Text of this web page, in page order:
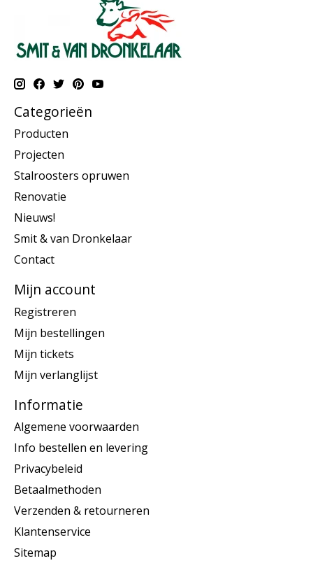
Categorieën
Producten
Projecten
Stalroosters opruwen
Renovatie
Nieuws!
Smit & van Dronkelaar
Contact
Mijn account
Registreren
Mijn bestellingen
Mijn tickets
Mijn verlanglijst
Informatie
Algemene voorwaarden
Info bestellen en levering
Privacybeleid
Betaalmethoden
Verzenden & retourneren
Klantenservice
Sitemap